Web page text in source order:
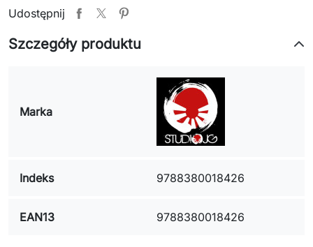
Udostępnij
Szczegóły produktu
Marka
Indeks 9788380018426
EAN13 9788380018426